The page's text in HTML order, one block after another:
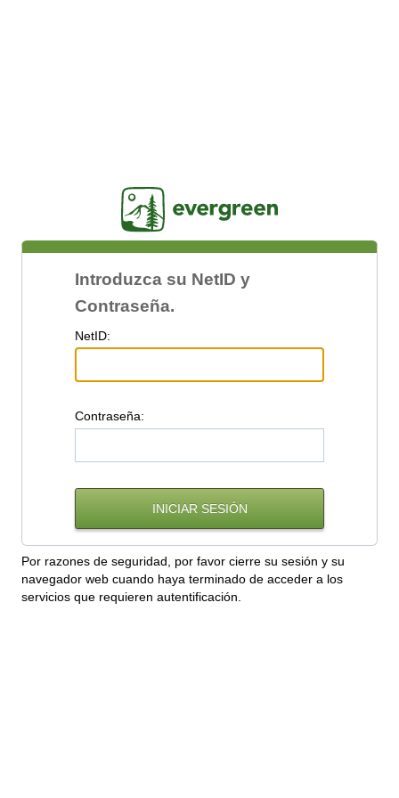
Introduzca su NetID y
Contraseña.
NetID:
Contraseña:
Por razones de seguridad, por favor cierre su sesión y su
navegador web cuando haya terminado de acceder a los
servicios que requieren autentificación.